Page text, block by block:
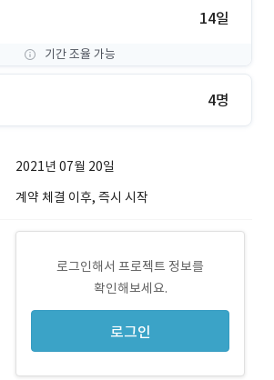
14일
기간 조율 가능
4명
2021년 07월 20일
계약 체결 이후, 즉시 시작
로그인해서 프로젝트 정보를
확인해보세요.
로그인